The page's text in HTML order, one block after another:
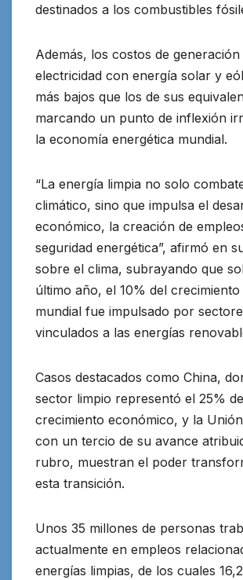
destinados a los combustibles
Además, los costos de generación
electricidad con energía solar y
más bajos que los de sus
marcando un punto de inflexión
la economía energética mundial.
“La energía limpia no solo
climático, sino que impulsa el
económico, la creación de
seguridad energética”, afirmó en
sobre el clima, subrayando que
último año, el 10% del crecimiento
mundial fue impulsado por
vinculados a las energías
Casos destacados como China,
sector limpio representó el 25%
crecimiento económico, y la
con un tercio de su avance
rubro, muestran el poder
esta transición.
Unos 35 millones de personas
actualmente en empleos
energías limpias, de los cuales